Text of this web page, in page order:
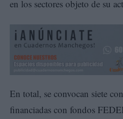
en los sectores objeto de su
En total, se convocan siete
financiadas con fondos